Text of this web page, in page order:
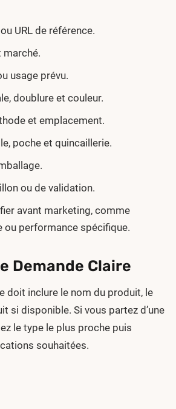
URL de référence.
marché.
usage prévu.
doublure et couleur.
et emplacement.
poche et quincaillerie.
ou de validation.
avant marketing, comme
ou performance spécifique.
Demande Claire
doit inclure le nom du produit, le
si disponible. Si vous partez d’une
le type le plus proche puis
souhaitées.